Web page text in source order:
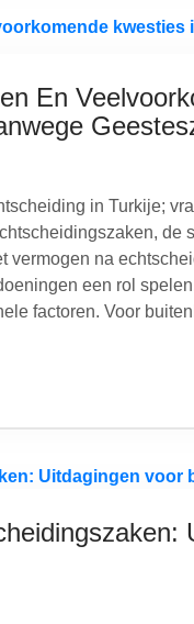
En
in Turkije;
de
vermogen na
een rol
factoren. Voor